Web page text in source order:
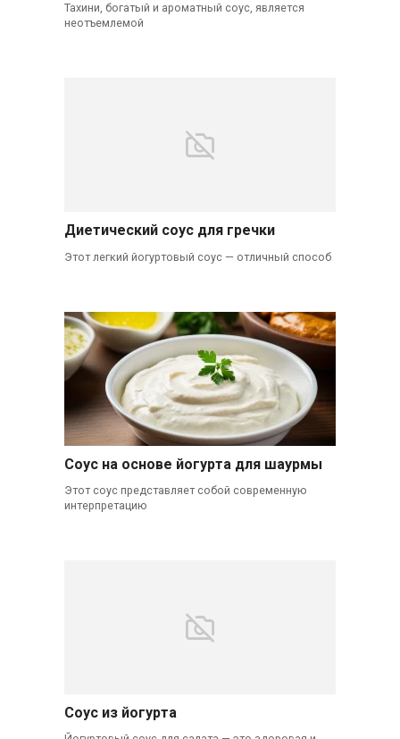
Тахини, богатый и ароматный соус, является
неотъемлемой
Диетический соус для гречки
Этот легкий йогуртовый соус — отличный способ
Соус на основе йогурта для шаурмы
Этот соус представляет собой современную
интерпретацию
Соус из йогурта